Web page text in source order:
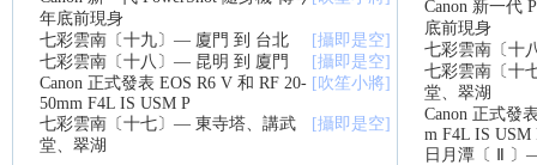
年底前現身
[攝即是空]
七彩雲南〔十九〕— 廈門 到 台北
[攝即是空]
七彩雲南〔十八〕— 昆明 到 廈門
[吹笙小將]
Canon 正式發表 EOS R6 V 和 RF 20-
50mm F4L IS USM P
[攝即是空]
七彩雲南〔十七〕— 東寺塔、講武
堂、翠湖
Canon 新一代
底前現身
七彩雲南〔十
七彩雲南〔十
堂、翠湖
Canon 正式發
m F4L IS USM
日月潭〔 Ⅱ 〕